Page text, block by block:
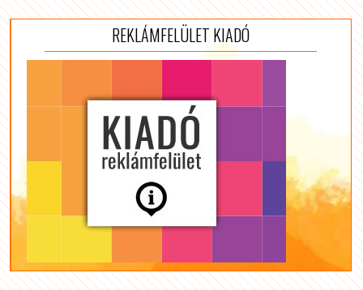
REKLÁMFELÜLET KIADÓ